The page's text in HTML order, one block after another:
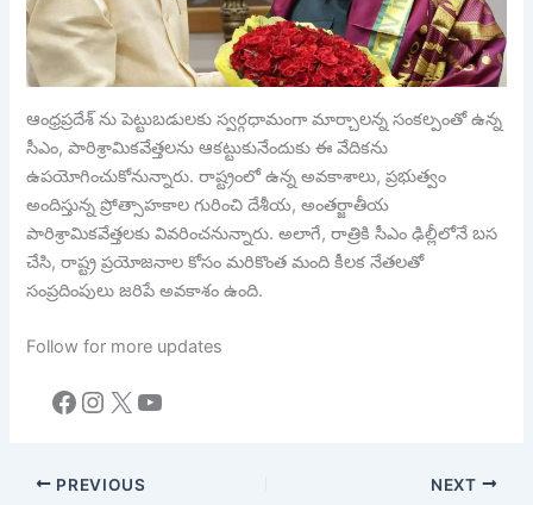
ఆంధ్రప్రదేశ్ ను పెట్టుబడులకు స్వర్గధామంగా మార్చాలన్న సంకల్పంతో ఉన్న
సీఎం, పారిశ్రామికవేత్తలను ఆకట్టుకునేందుకు ఈ వేదికను
ఉపయోగించుకోనున్నారు. రాష్ట్రంలో ఉన్న అవకాశాలు, ప్రభుత్వం
అందిస్తున్న ప్రోత్సాహకాల గురించి దేశీయ, అంతర్జాతీయ
పారిశ్రామికవేత్తలకు వివరించనున్నారు. అలాగే, రాత్రికి సీఎం ఢిల్లీలోనే బస
చేసి, రాష్ట్ర ప్రయోజనాల కోసం మరికొంత మంది కీలక నేతలతో
సంప్రదింపులు జరిపే అవకాశం ఉంది.
Follow for more updates
Facebook
Instagram
X YouTube
PREVIOUS NEXT